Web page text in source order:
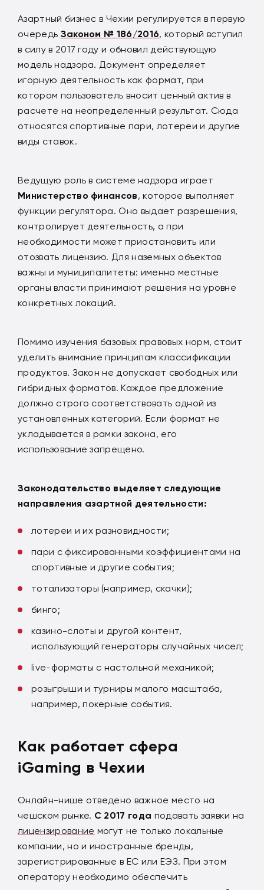
Азартный бизнес в Чехии регулируется в первую
очередь Законом № 186/2016, который вступил
в силу в 2017 году и обновил действующую
модель надзора. Документ определяет
игорную деятельность как формат, при
котором пользователь вносит ценный актив в
расчете на неопределенный результат. Сюда
относятся спортивные пари, лотереи и другие
виды ставок.
Ведущую роль в системе надзора играет
Министерство финансов, которое выполняет
функции регулятора. Оно выдает разрешения,
контролирует деятельность, а при
необходимости может приостановить или
отозвать лицензию. Для наземных объектов
важны и муниципалитеты: именно местные
органы власти принимают решения на уровне
конкретных локаций.
Помимо изучения базовых правовых норм, стоит
уделить внимание принципам классификации
продуктов. Закон не допускает свободных или
гибридных форматов. Каждое предложение
должно строго соответствовать одной из
установленных категорий. Если формат не
укладывается в рамки закона, его
использование запрещено.
Законодательство выделяет следующие
направления азартной деятельности:
лотереи и их разновидности;
пари с фиксированными коэффициентами на
спортивные и другие события;
тотализаторы (например, скачки);
бинго;
казино-слоты и другой контент,
использующий генераторы случайных чисел;
live-форматы с настольной механикой;
розыгрыши и турниры малого масштаба,
например, покерные события.
Как работает сфера
iGaming в Чехии
Онлайн-нише отведено важное место на
чешском рынке. С 2017 года подавать заявки на
лицензирование могут не только локальные
компании, но и иностранные бренды,
зарегистрированные в ЕС или ЕЭЗ. При этом
оператору необходимо обеспечить